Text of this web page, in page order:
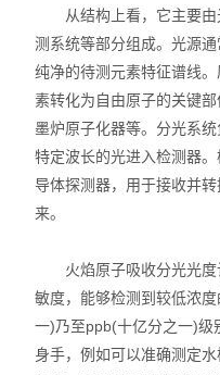
安全网/安全带/鞋帽
从结构上看，它主要由
测系统等部分组成。光源
纯净的待测元素特征谱线
素转化为自由原子的关键
墨炉原子化器等。分光系
特定波长的光进入检测器
导体探测器，用于接收并
来。
火焰原子吸收分光光度
敏度，能够检测到较低浓
一)乃至ppb(十亿分之一)级
身手，例如可以准确测定